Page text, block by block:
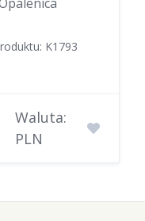
K1793
Waluta:
PLN